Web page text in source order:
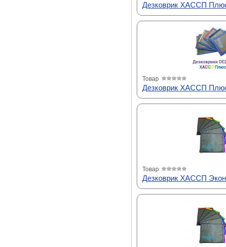
Дезковрик ХАССП
Товар
Дезковрик ХАССП
Товар
Дезковрик ХАССП